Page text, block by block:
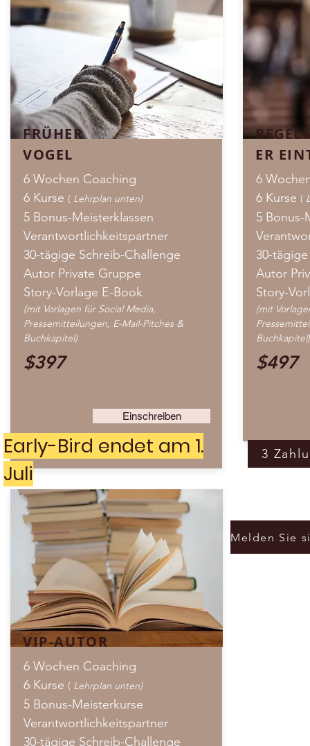
FRÜHER
VOGEL
6 Wochen Coaching
6 Kurse ( Lehrplan unten)
5 Bonus-Meisterklassen
Verantwortlichkeitspartner
30-tägige Schreib-Challenge
Autor Private Gruppe
Story-Vorlage E-Book
(mit Vorlagen für Social Media,
Pressemitteilungen, E-Mail-Pitches &
Buchkapitel)
$397
Einschreiben
ER
6
6 Kurse (
5
30-
Autor
Story-
(mit
Buchkapitel)
$497
VIP-AUTOR
6 Wochen Coaching
6 Kurse ( Lehrplan unten)
5 Bonus-Meisterkurse
Verantwortlichkeitspartner
30-tägige Schreib-Challenge
3
Early-Bird endet am 1.
Juli